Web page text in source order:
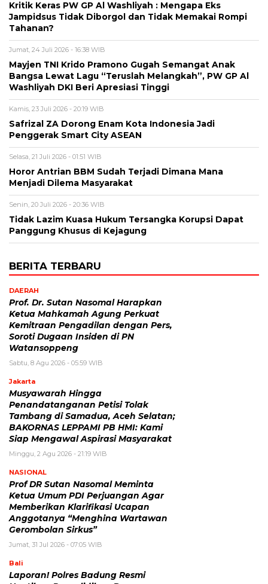
Kritik Keras PW GP Al Washliyah : Mengapa Eks
Jampidsus Tidak Diborgol dan Tidak Memakai Rompi
Tahanan?
Jumat, 24 Juli 2026 - 16:38 WIB
Mayjen TNI Krido Pramono Gugah Semangat Anak
Bangsa Lewat Lagu “Teruslah Melangkah”, PW GP Al
Washliyah DKI Beri Apresiasi Tinggi
Kamis, 23 Juli 2026 - 20:19 WIB
Safrizal ZA Dorong Enam Kota Indonesia Jadi
Penggerak Smart City ASEAN
Selasa, 21 Juli 2026 - 01:51 WIB
Horor Antrian BBM Sudah Terjadi Dimana Mana
Menjadi Dilema Masyarakat
Senin, 20 Juli 2026 - 20:36 WIB
Tidak Lazim Kuasa Hukum Tersangka Korupsi Dapat
Panggung Khusus di Kejagung
BERITA TERBARU
DAERAH
Prof. Dr. Sutan Nasomal Harapkan
Ketua Mahkamah Agung Perkuat
Kemitraan Pengadilan dengan Pers,
Soroti Dugaan Insiden di PN
Watansoppeng
Sabtu, 8 Agu 2026 - 05:59 WIB
Jakarta
Musyawarah Hingga
Penandatanganan Petisi Tolak
Tambang di Samadua, Aceh Selatan;
BAKORNAS LEPPAMI PB HMI: Kami
Siap Mengawal Aspirasi Masyarakat
Minggu, 2 Agu 2026 - 21:19 WIB
NASIONAL
Prof DR Sutan Nasomal Meminta
Ketua Umum PDI Perjuangan Agar
Memberikan Klarifikasi Ucapan
Anggotanya “Menghina Wartawan
Gerombolan Sirkus”
Jumat, 31 Jul 2026 - 07:05 WIB
Bali
Laporan! Polres Badung Resmi